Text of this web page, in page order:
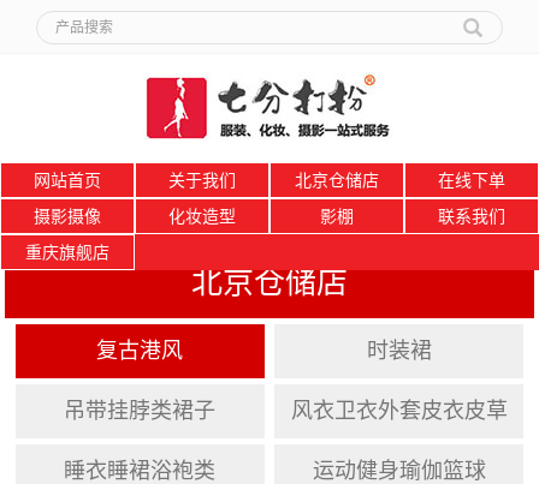
网站首页 关于我们 北京仓储店
在线下单
摄影摄像
化妆造型 影棚
联系我们
重庆旗舰店
北京仓储店
复古港风 时装裙
吊带挂脖类裙子 风衣卫衣外套皮衣皮草
睡衣睡裙浴袍类 运动健身瑜伽篮球